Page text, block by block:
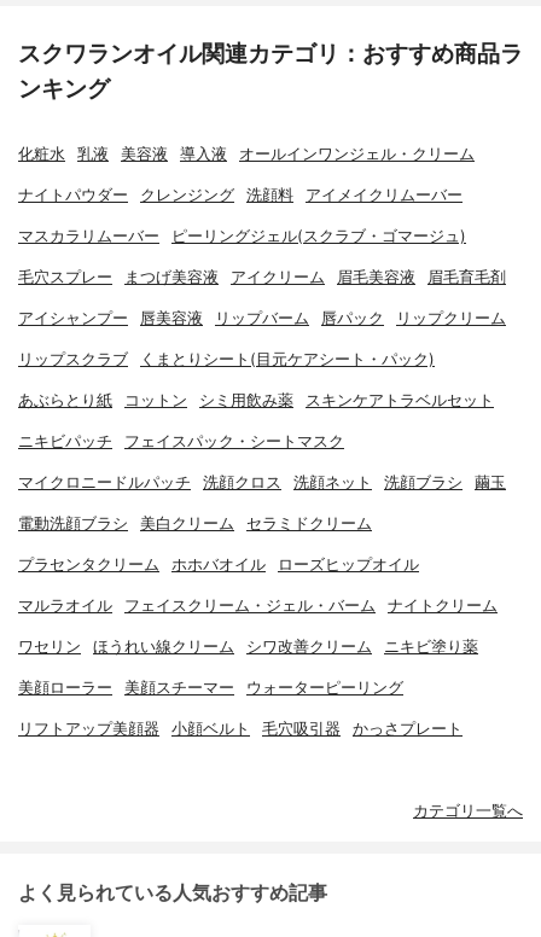
スクワランオイル関連カテゴリ：おすすめ商品ラ
ンキング
化粧水 乳液 美容液 導入液 オールインワンジェル・クリーム
ナイトパウダー クレンジング 洗顔料 アイメイクリムーバー
マスカラリムーバー ピーリングジェル(スクラブ・ゴマージュ)
毛穴スプレー まつげ美容液 アイクリーム 眉毛美容液 眉毛育毛剤
アイシャンプー 唇美容液 リップバーム 唇パック リップクリーム
リップスクラブ くまとりシート(目元ケアシート・パック)
あぶらとり紙 コットン シミ用飲み薬 スキンケアトラベルセット
ニキビパッチ フェイスパック・シートマスク
マイクロニードルパッチ 洗顔クロス 洗顔ネット 洗顔ブラシ 繭玉
電動洗顔ブラシ 美白クリーム セラミドクリーム
プラセンタクリーム ホホバオイル ローズヒップオイル
マルラオイル フェイスクリーム・ジェル・バーム ナイトクリーム
ワセリン ほうれい線クリーム シワ改善クリーム ニキビ塗り薬
美顔ローラー 美顔スチーマー ウォーターピーリング
リフトアップ美顔器 小顔ベルト 毛穴吸引器 かっさプレート
カテゴリ一覧へ
よく見られている人気おすすめ記事